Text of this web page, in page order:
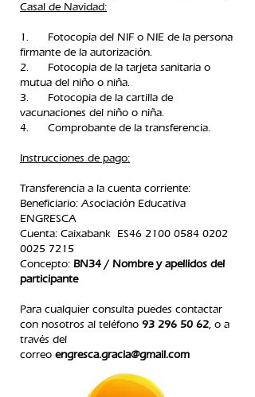
Casal de Navidad:
1. Fotocopia del NIF o NIE de la persona
firmante de la autorización.
2. Fotocopia de la tarjeta sanitaria o
mutua del niño o niña.
3. Fotocopia de la cartilla de
vacunaciones del niño o niña.
4. Comprobante de la transferencia.​
Instrucciones de pago:
Transferencia a la cuenta corriente:
Beneficiario: Asociación Educativa
ENGRESCA
Cuenta: Caixabank ES46 2100 0584 0202
0025 7215
Concepto: BN34 / Nombre y apellidos del
participante
Para cualquier consulta puedes contactar
con nosotros al teléfono 93 296 50 62, o a
través del
correo engresca.gracia@gmail.com